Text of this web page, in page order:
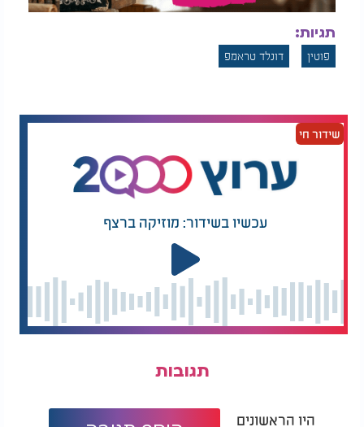
במהלך נאומו, הציג פוטין את צעדי ההיערכות של רוסיה
באזור הארקטי, הכוללים בנייה של בסיסים צבאיים,
פריסת תשתיות תובלה ימית חדשות, פיתוח שוברות
קרח בעלות הנעה גרעינית והשקעה במיזמים כלכליים
כמו מחקר מדעי, שמירה על הסביבה וניהול משאבים -
אך זאת תוך שמירה על אינטרסיה הריבוניים.
את שהותו במורמנסק ניצל פוטין גם לביקור בבסיס
"אטומפלוט", המשמש את צי שוברות הקרח הגרעיניות
צוללת גרעינית חדשה בשם "פרם" וכן בטקס טעינה
דבריו של פוטין מצטרפים למתיחות הגוברת בזירה
הארקטית, על רקע ההשפעות של שינויי האקלים,
פתיחת נתיבי שיט חדשים וחשיפה של משאבי טבע
נדירים. לצד ההתמודדות עם תנאי סביבה קשים, נראה
שבה מתמודדות מעצמות העל על שליטה, השפעה
תגיות:
פוטין דונלד טראמפ
שידור חי
עכשיו בשידור: מוזיקה ברצף
תגובות
היו הראשונים